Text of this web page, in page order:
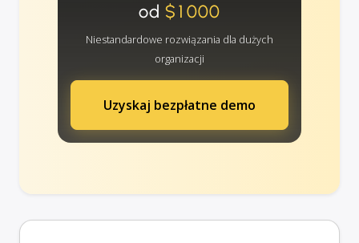
od $1000
Niestandardowe rozwiązania dla dużych
organizacji
Uzyskaj bezpłatne demo